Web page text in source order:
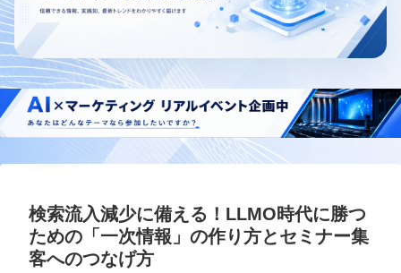
検索流入減少に備える！LLMO時代に勝つ
ための「一次情報」の作り方とセミナー集
客へのつなげ方